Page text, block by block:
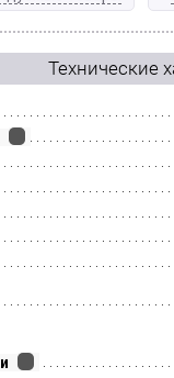
Технические